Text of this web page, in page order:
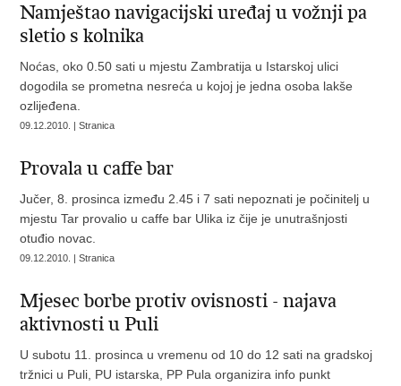
Namještao navigacijski uređaj u vožnji pa
sletio s kolnika
Noćas, oko 0.50 sati u mjestu Zambratija u Istarskoj ulici
dogodila se prometna nesreća u kojoj je jedna osoba lakše
ozlijeđena.
09.12.2010. | Stranica
Provala u caffe bar
Jučer, 8. prosinca između 2.45 i 7 sati nepoznati je počinitelj u
mjestu Tar provalio u caffe bar Ulika iz čije je unutrašnjosti
otuđio novac.
09.12.2010. | Stranica
Mjesec borbe protiv ovisnosti - najava
aktivnosti u Puli
U subotu 11. prosinca u vremenu od 10 do 12 sati na gradskoj
tržnici u Puli, PU istarska, PP Pula organizira info punkt